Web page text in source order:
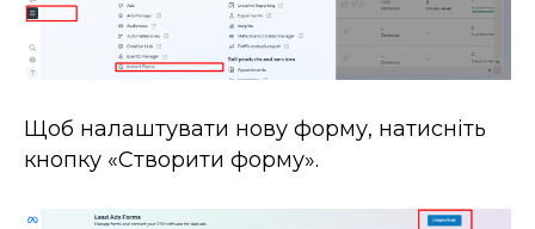
Щоб налаштувати нову форму, натисніть
кнопку «Створити форму».